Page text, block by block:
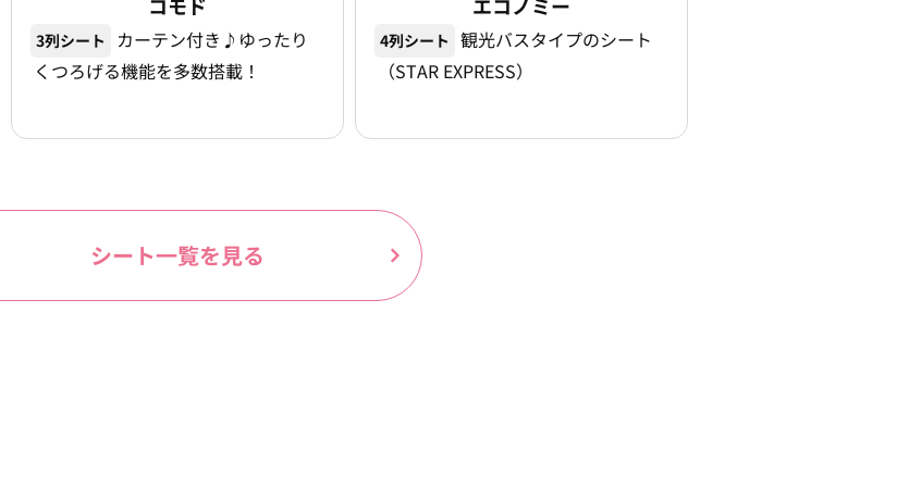
3列シート
カーテン付き♪ゆったり
くつろげる機能を多数搭載！
4列シート 観光バスタイプのシート
（STAR EXPRESS）
シート一覧を見る